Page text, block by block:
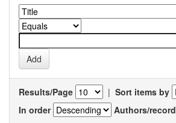
Results/Page | Sort items by
In order
Authors/record